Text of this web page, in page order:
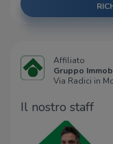
Affiliato
Gruppo
Via Radici in
Il nostro staff